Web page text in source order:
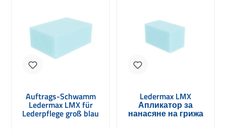
Auftrags-Schwamm
Ledermax LMX für
Lederpflege groß blau
100 x 70 x 40mm
Ledermax LMX
Апликатор за
нанасяне на грижа
за кожа - малък син